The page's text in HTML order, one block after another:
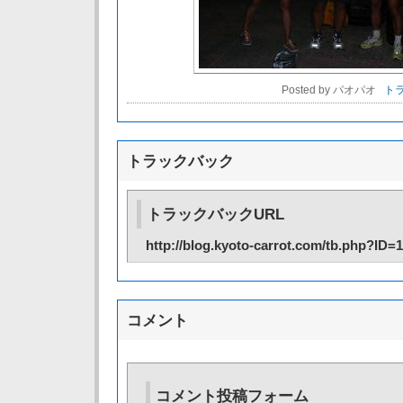
Posted by パオパオ ト
トラックバック
トラックバックURL
http://blog.kyoto-carrot.com/
コメント
コメント投稿フォーム